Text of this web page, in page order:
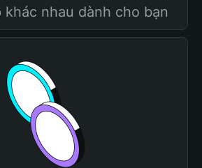
khác nhau dành cho bạn